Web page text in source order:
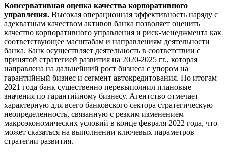
Консервативная оценка качества корпоративного
управления. Высокая операционная эффективность наряду с
адекватным качеством активов банка позволяет оценить
качество корпоративного управления и риск-менеджмента как
соответствующее масштабам и направлениям деятельности
банка. Банк осуществляет деятельность в соответствии с
принятой стратегией развития на 2020-2025 гг., которая
направлена на дальнейший рост бизнеса с упором на
гарантийный бизнес и сегмент автокредитования. По итогам
2021 года банк существенно перевыполнил плановые
значения по гарантийному бизнесу. Агентство отмечает
характерную для всего банковского сектора стратегическую
неопределенность, связанную с резким изменением
макроэкономических условий в конце февраля 2022 года, что
может сказаться на выполнении ключевых параметров
стратегии развития.